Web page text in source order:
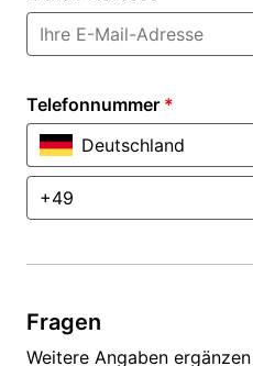
Telefonnummer *
Deutschland
Fragen
Weitere Angaben ergänzen